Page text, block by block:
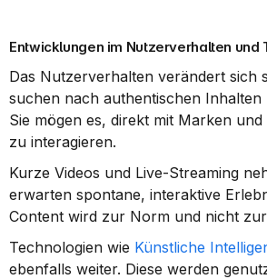
Entwicklungen im Nutzerverhalten
Das Nutzerverhalten verändert sich
suchen nach authentischen Inhalten
Sie mögen es, direkt mit Marken
zu interagieren.
Kurze Videos und Live-Streaming
erwarten spontane, interaktive
Content wird zur Norm und nicht
Technologien wie Künstliche
ebenfalls weiter. Diese werden